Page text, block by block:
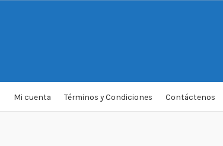
Mi cuenta Términos y Condiciones Contáctenos